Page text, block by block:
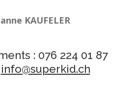
KAUFELER
: 076 224 01 87
info@superkid.ch